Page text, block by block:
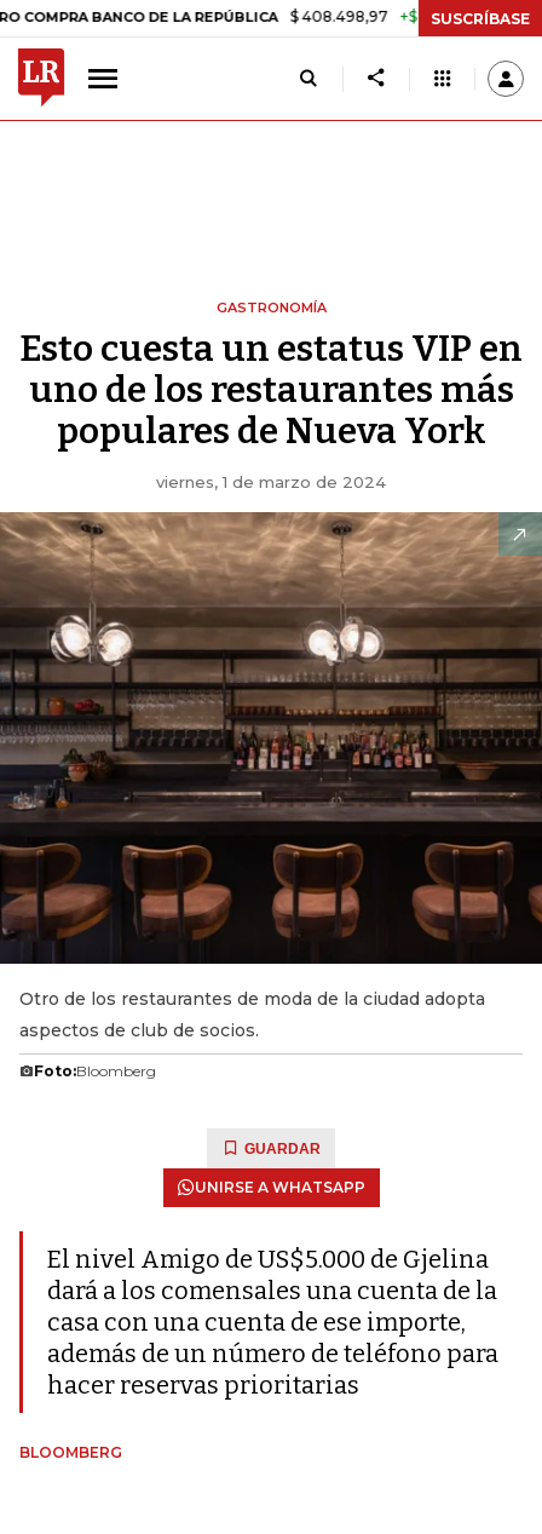
BANCO DE LA REPÚBLICA $ 408.498,97 +$ 8.753,81 +2,19% TASA
SUSCRÍBASE
GASTRONOMÍA
Esto cuesta un estatus VIP en
uno de los restaurantes más
populares de Nueva York
viernes, 1 de marzo de 2024
Otro de los restaurantes de moda de la ciudad adopta
aspectos de club de socios.
Foto:Bloomberg
GUARDAR
UNIRSE A WHATSAPP
El nivel Amigo de US$5.000 de Gjelina
dará a los comensales una cuenta de la
casa con una cuenta de ese importe,
además de un número de teléfono para
hacer reservas prioritarias
BLOOMBERG